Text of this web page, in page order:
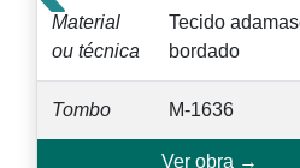
Material
ou técnica
Tecido
bordado
Tombo M-1636
Ver obra →